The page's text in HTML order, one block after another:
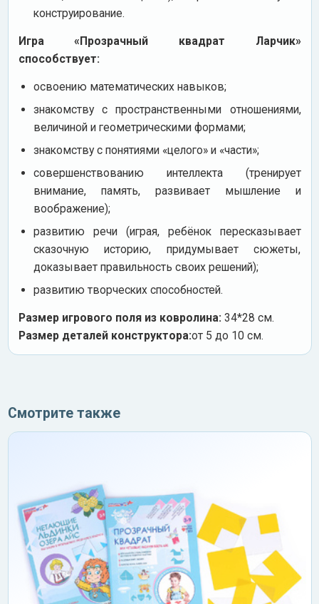
конструирование.
Игра «Прозрачный квадрат Ларчик»
способствует:
освоению математических навыков;
знакомству с пространственными отношениями,
величиной и геометрическими формами;
знакомству с понятиями «целого» и «части»;
совершенствованию интеллекта (тренирует
внимание, память, развивает мышление и
воображение);
развитию речи (играя, ребёнок пересказывает
сказочную историю, придумывает сюжеты,
доказывает правильность своих решений);
развитию творческих способностей.
Размер игрового поля из ковролина: 34*28 см.
Размер деталей конструктора:от 5 до 10 см.
Смотрите также